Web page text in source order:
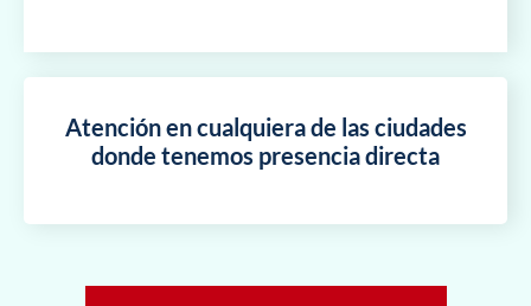
Atención en cualquiera de las ciudades
donde tenemos presencia directa